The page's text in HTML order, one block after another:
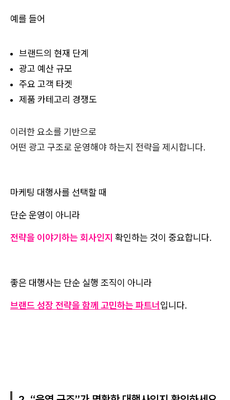
예를 들어
브랜드의 현재 단계
광고 예산 규모
주요 고객 타겟
제품 카테고리 경쟁도
이러한 요소를 기반으로
어떤 광고 구조로 운영해야 하는지 전략을 제시합니다.
마케팅 대행사를 선택할 때
단순 운영이 아니라
전략을 이야기하는 회사인지 확인하는 것이 중요합니다.
좋은 대행사는 단순 실행 조직이 아니라
브랜드 성장 전략을 함께 고민하는 파트너입니다.